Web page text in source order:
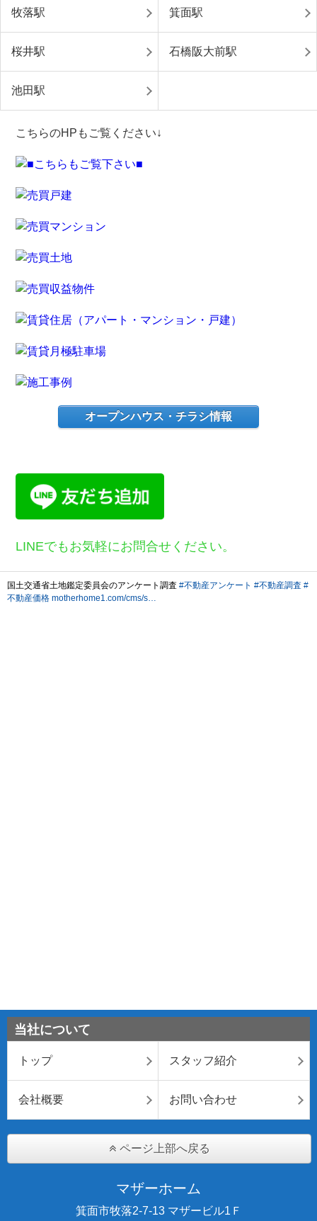
牧落駅 箕面駅
桜井駅 石橋阪大前駅
池田駅
こちらのHPもご覧ください↓
オープンハウス・チラシ情報
LINEでもお気軽にお問合せください。
当社について
トップ スタッフ紹介
会社概要 お問い合わせ
ページ上部へ戻る
マザーホーム
箕面市牧落2-7-13 マザービル1Ｆ